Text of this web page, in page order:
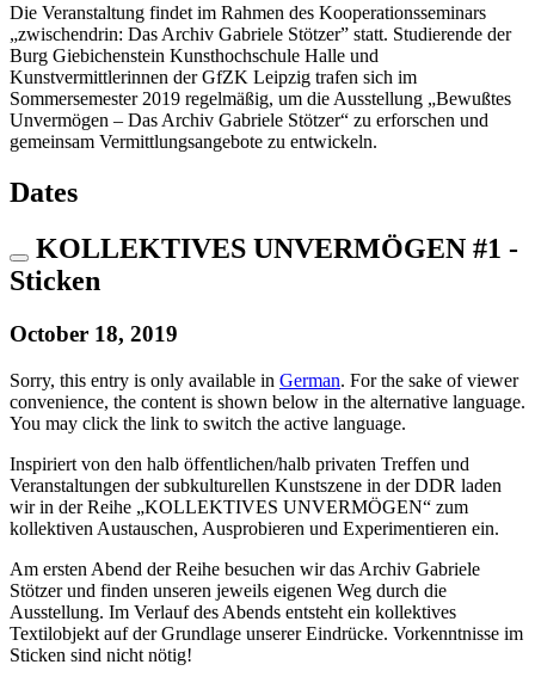
Die Veranstaltung findet im Rahmen des Kooperationsseminars
„zwischendrin: Das Archiv Gabriele Stötzer” statt. Studierende der
Burg Giebichenstein Kunsthochschule Halle und
Kunstvermittlerinnen der GfZK Leipzig trafen sich im
Sommersemester 2019 regelmäßig, um die Ausstellung „Bewußtes
Unvermögen – Das Archiv Gabriele Stötzer“ zu erforschen und
gemeinsam Vermittlungsangebote zu entwickeln.
Dates
KOLLEKTIVES UNVERMÖGEN #1 -
Sticken
October 18, 2019
Sorry, this entry is only available in German. For the sake of viewer
convenience, the content is shown below in the alternative language.
You may click the link to switch the active language.
Inspiriert von den halb öffentlichen/halb privaten Treffen und
Veranstaltungen der subkulturellen Kunstszene in der DDR laden
wir in der Reihe „KOLLEKTIVES UNVERMÖGEN“ zum
kollektiven Austauschen, Ausprobieren und Experimentieren ein.
Am ersten Abend der Reihe besuchen wir das Archiv Gabriele
Stötzer und finden unseren jeweils eigenen Weg durch die
Ausstellung. Im Verlauf des Abends entsteht ein kollektives
Textilobjekt auf der Grundlage unserer Eindrücke. Vorkenntnisse im
Sticken sind nicht nötig!